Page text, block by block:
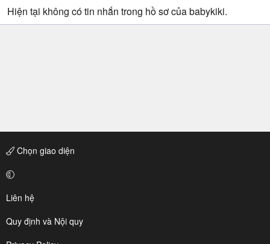
Hiện tại không có tin nhắn trong hồ sơ của babykiki.
Chọn giao diện
Liên hệ
Quy định và Nội quy